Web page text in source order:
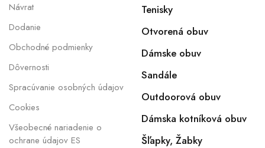
Návrat
Dodanie
Obchodné podmienky
Dôvernosti
Spracúvanie osobných údajov
Cookies
Všeobecné nariadenie o
ochrane údajov ES
Tenisky
Otvorená obuv
Dámske obuv
Sandále
Outdoorová obuv
Dámska kotníková obuv
Šľapky, Žabky